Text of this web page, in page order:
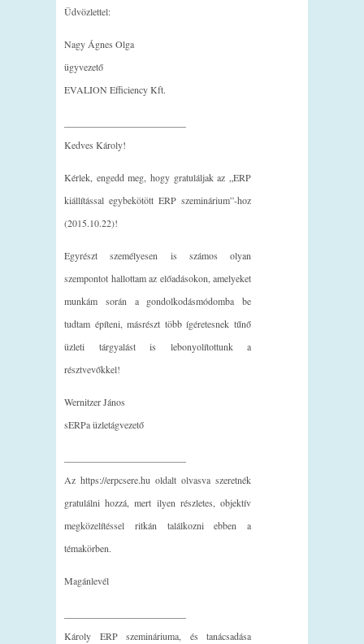
Üdvözlettel:
Nagy Ágnes Olga
ügyvezető
EVALION Efficiency Kft.
Kedves Károly!
Kérlek, engedd meg, hogy gratuláljak az „ERP
kiállítással egybekötött ERP szeminárium”-hoz
(2015.10.22)!
Egyrészt személyesen is számos olyan
szempontot hallottam az előadásokon, amelyeket
munkám során a gondolkodásmódomba be
tudtam építeni, másrészt több ígéretesnek tűnő
üzleti tárgyalást is lebonyolítottunk a
résztvevőkkel!
Wernitzer János
sERPa üzletágvezető
Az https://erpcsere.hu oldalt olvasva szeretnék
gratulálni hozzá, mert ilyen részletes, objektív
megközelítéssel ritkán találkozni ebben a
témakörben.
Magánlevél
Károly ERP szemináriuma, és tanácsadása